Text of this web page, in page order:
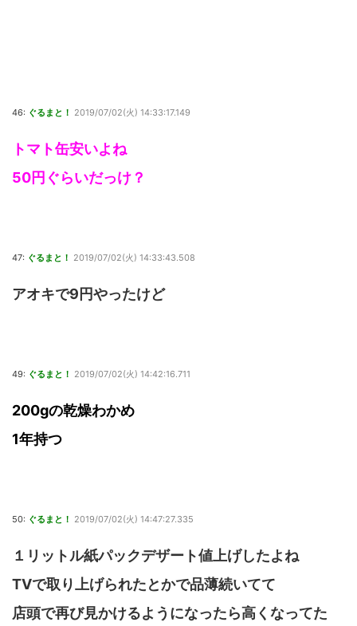
46: ぐるまと！ 2019/07/02(火) 14:33:17.149
トマト缶安いよね
50円ぐらいだっけ？
47: ぐるまと！ 2019/07/02(火) 14:33:43.508
アオキで9円やったけど
49: ぐるまと！ 2019/07/02(火) 14:42:16.711
200gの乾燥わかめ
1年持つ
50: ぐるまと！ 2019/07/02(火) 14:47:27.335
１リットル紙パックデザート値上げしたよね
TVで取り上げられたとかで品薄続いてて
店頭で再び見かけるようになったら高くなってた